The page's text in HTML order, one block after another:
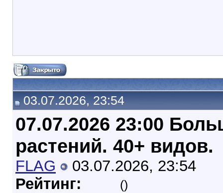
03.07.2026, 23:54
07.07.2026 23:00
растений. 40+ видов.
FLAG
03.07.2026, 23:54
Рейтинг:
()